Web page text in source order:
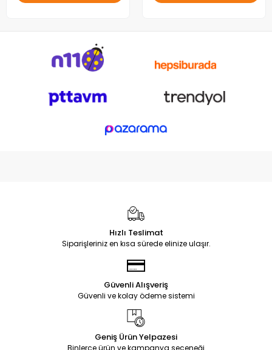
Hızlı Teslimat
Siparişleriniz en kısa sürede elinize ulaşır.
Güvenli Alışveriş
Güvenli ve kolay ödeme sistemi
Geniş Ürün Yelpazesi